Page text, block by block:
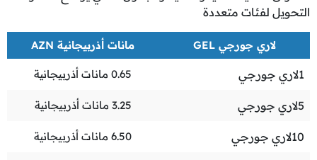
التحويل لفئات متعددة
لاري جورجي GEL مانات أذربيجانية AZN
1لاري جورجي 0.65 مانات أذربيجانية
5لاري جورجي 3.25 مانات أذربيجانية
10لاري جورجي 6.50 مانات أذربيجانية